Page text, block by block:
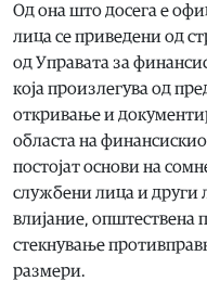
Од она што досега е
лица се приведени од
од Управата за
која произлегува од
откривање и
областа на
постојат основи на
службени лица и други
влијание, општествена
стекнување
размери.